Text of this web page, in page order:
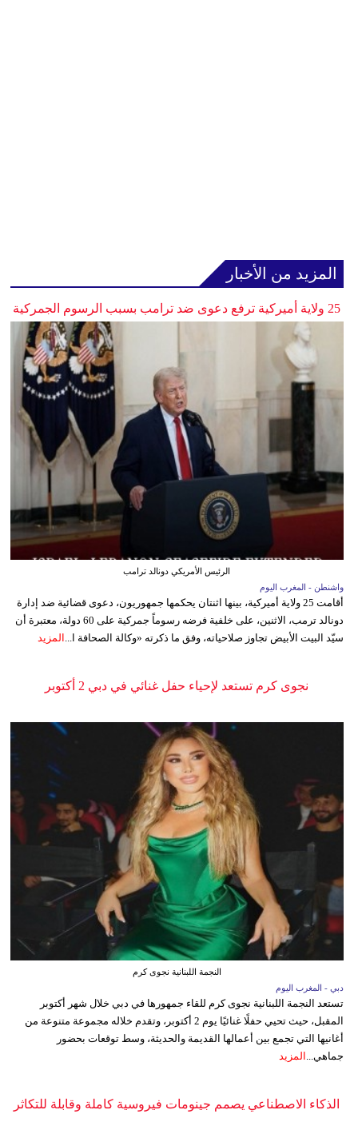
المزيد من الأخبار
25 ولاية أميركية ترفع دعوى ضد ترامب بسبب الرسوم الجمركية
الرئيس الأمريكي دونالد ترامب
واشنطن - المغرب اليوم
أقامت 25 ولاية أميركية، بينها اثنتان يحكمها جمهوريون، دعوى قضائية ضد إدارة
دونالد ترمب، الاثنين، على خلفية فرضه رسوماً جمركية على 60 دولة، معتبرة أن
سيّد البيت الأبيض تجاوز صلاحياته، وفق ما ذكرته «وكالة الصحافة ا...
المزيد
نجوى كرم تستعد لإحياء حفل غنائي في دبي 2 أكتوبر
النجمة اللبنانية نجوى كرم
دبي - المغرب اليوم
تستعد النجمة اللبنانية نجوى كرم للقاء جمهورها في دبي خلال شهر أكتوبر
المقبل، حيث تحيي حفلًا غنائيًا يوم 2 أكتوبر، وتقدم خلاله مجموعة متنوعة من
أغانيها التي تجمع بين أعمالها القديمة والحديثة، وسط توقعات بحضور
جماهي... المزيد
الذكاء الاصطناعي يصمم جينومات فيروسية كاملة وقابلة للتكاثر